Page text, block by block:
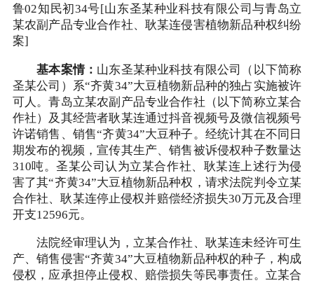
鲁02知民初34号[山东圣某种业科技有限公司与青岛立
某农副产品专业合作社、耿某连侵害植物新品种权纠纷
案]
基本案情： 山东圣某种业科技有限公司（以下简称
圣某公司）系“齐黄34”大豆植物新品种的独占实施被许
可人。青岛立某农副产品专业合作社（以下简称立某合
作社）及其经营者耿某连通过抖音视频号及微信视频号
许诺销售、销售“齐黄34”大豆种子。经统计其在不同日
期发布的视频，宣传其生产、销售被诉侵权种子数量达
310吨。圣某公司认为立某合作社、耿某连上述行为侵
害了其“齐黄34”大豆植物新品种权，请求法院判令立某
合作社、耿某连停止侵权并赔偿经济损失30万元及合理
开支12596元。
法院经审理认为，立某合作社、耿某连未经许可生
产、销售侵害“齐黄34”大豆植物新品种权的种子，构成
侵权，应承担停止侵权、赔偿损失等民事责任。立某合